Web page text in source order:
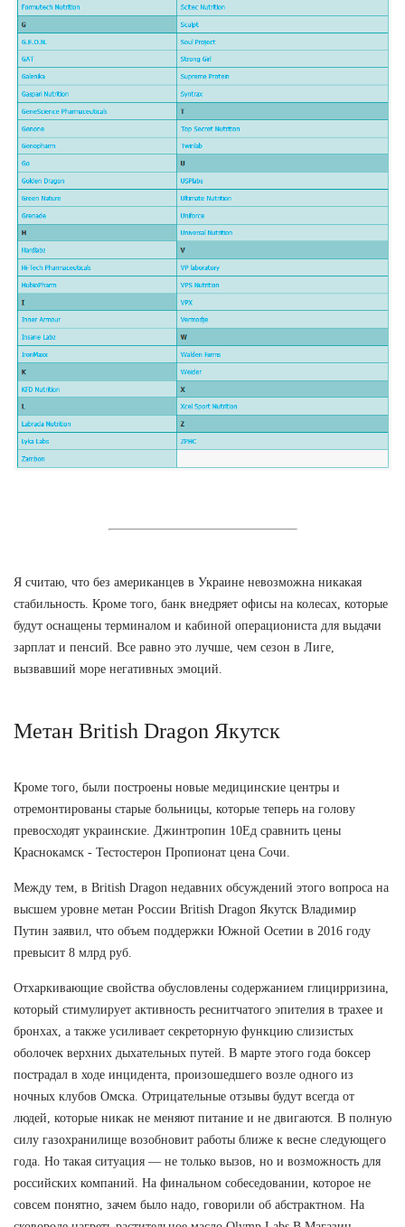
Я считаю, что без американцев в Украине невозможна никакая
стабильность. Кроме того, банк внедряет офисы на колесах, которые
будут оснащены терминалом и кабиной операциониста для выдачи
зарплат и пенсий. Все равно это лучше, чем сезон в Лиге,
вызвавший море негативных эмоций.
Метан British Dragon Якутск
Кроме того, были построены новые медицинские центры и
отремонтированы старые больницы, которые теперь на голову
превосходят украинские. Джинтропин 10Ед сравнить цены
Краснокамск - Тестостерон Пропионат цена Сочи.
Между тем, в British Dragon недавних обсуждений этого вопроса на
высшем уровне метан России British Dragon Якутск Владимир
Путин заявил, что объем поддержки Южной Осетии в 2016 году
превысит 8 млрд руб.
Отхаркивающие свойства обусловлены содержанием глицирризина,
который стимулирует активность реснитчатого эпителия в трахее и
бронхах, а также усиливает секреторную функцию слизистых
оболочек верхних дыхательных путей. В марте этого года боксер
пострадал в ходе инцидента, произошедшего возле одного из
ночных клубов Омска. Отрицательные отзывы будут всегда от
людей, которые никак не меняют питание и не двигаются. В полную
силу газохранилище возобновит работы ближе к весне следующего
года. Но такая ситуация — не только вызов, но и возможность для
российских компаний. На финальном собеседовании, которое не
совсем понятно, зачем было надо, говорили об абстрактном. На